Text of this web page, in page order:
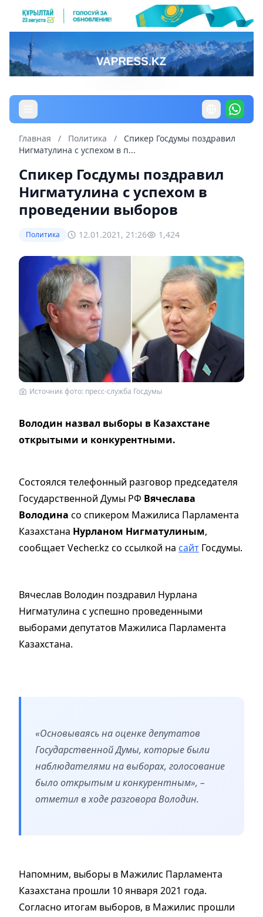
Главная / Политика /
Спикер Госдумы поздравил
Нигматулина с успехом в п...
Спикер Госдумы поздравил
Нигматулина с успехом в
проведении выборов
Политика 12.01.2021, 21:26 1,424
Источник фото: пресс-служба Госдумы
Володин назвал выборы в Казахстане
открытыми и конкурентными.
Cостоялся телефонный разговор председателя
Государственной Думы РФ Вячеслава
Володина со спикером Мажилиса Парламента
Казахстана Нурланом Нигматулиным,
сообщает Vecher.kz со ссылкой на сайт Госдумы.
Вячеслав Володин поздравил Нурлана
Нигматулина с успешно проведенными
выборами депутатов Мажилиса Парламента
Казахстана.
«Основываясь на оценке депутатов
Государственной Думы, которые были
наблюдателями на выборах, голосование
было открытым и конкурентным», –
отметил в ходе разговора Володин.
Напомним, выборы в Мажилис Парламента
Казахстана прошли 10 января 2021 года.
Согласно итогам выборов, в Мажилис прошли